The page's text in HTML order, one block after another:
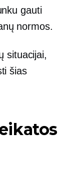
gauti
normos.
situacijai,
šias